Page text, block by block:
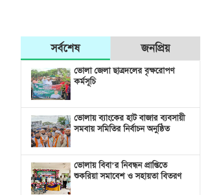
সর্বশেষ জনপ্রিয়
ভোলা জেলা ছাত্রদলের বৃক্ষরোপণ
কর্মসূচি
ভোলায় ব্যাংকের হাট বাজার ব্যবসায়ী
সমবায় সমিতির নির্বাচন অনুষ্ঠিত
ভোলায় বিবা’র নিবন্ধন প্রাপ্তিতে
শুকরিয়া সমাবেশ ও সহায়তা বিতরণ